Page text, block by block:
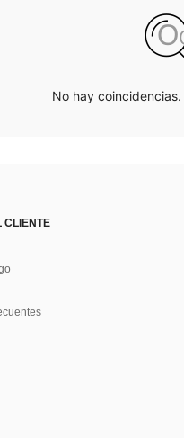
No hay coincidencias.
CLIENTE